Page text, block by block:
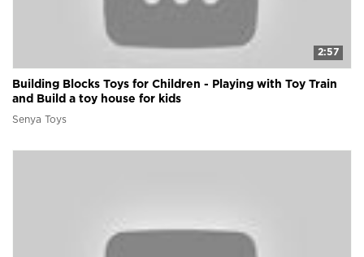
2:57
Building Blocks Toys for Children - Playing with Toy Train
and Build a toy house for kids
Senya Toys